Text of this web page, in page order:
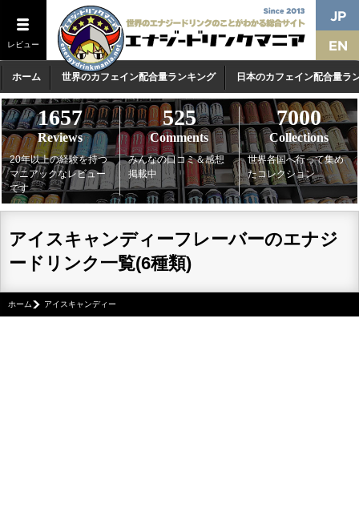
レビュー
ホーム 世界のカフェイン配合量ランキング 日本のカフェイン配合量ラ
1657
Reviews
20年以上の経験を持つ
マニアックなレビュー
です
525
Comments
みんなの口コミ＆感想
掲載中
7000
Collections
世界各国へ行って集め
たコレクション
アイスキャンディーフレーバーのエナジ
ードリンク一覧(6種類)
ホーム アイスキャンディー